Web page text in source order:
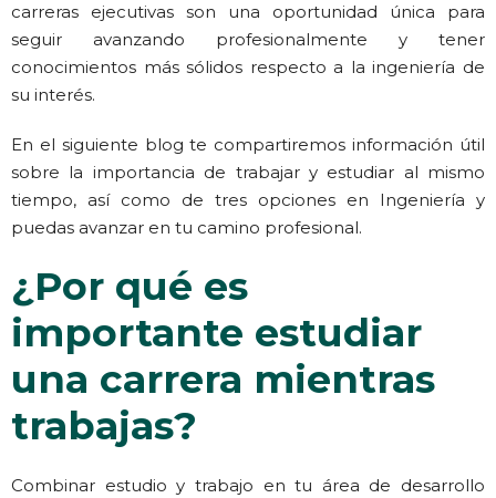
carreras ejecutivas son una oportunidad única para
seguir avanzando profesionalmente y tener
conocimientos más sólidos respecto a la ingeniería de
su interés.
En el siguiente blog te compartiremos información útil
sobre la importancia de trabajar y estudiar al mismo
tiempo, así como de tres opciones en Ingeniería y
puedas avanzar en tu camino profesional.
¿Por qué es
importante estudiar
una carrera mientras
trabajas?
Combinar estudio y trabajo en tu área de desarrollo